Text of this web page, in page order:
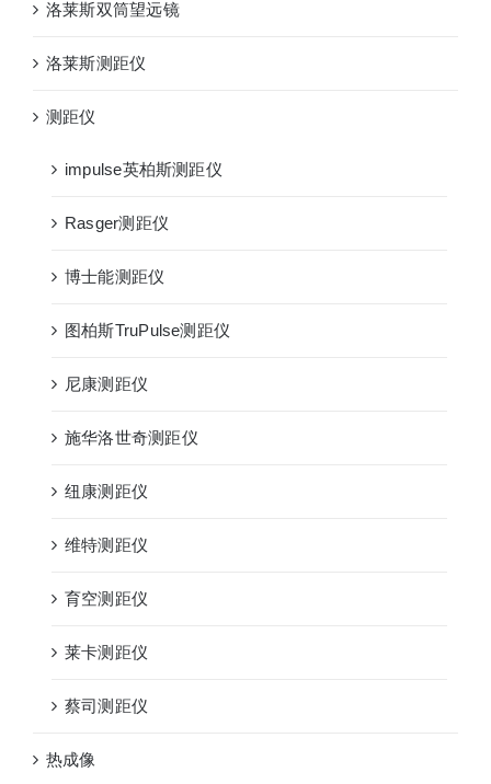
洛莱斯双筒望远镜
洛莱斯测距仪
测距仪
impulse英柏斯测距仪
Rasger测距仪
博士能测距仪
图柏斯TruPulse测距仪
尼康测距仪
施华洛世奇测距仪
纽康测距仪
维特测距仪
育空测距仪
莱卡测距仪
蔡司测距仪
热成像